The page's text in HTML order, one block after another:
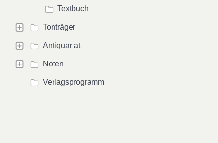
Textbuch
Tonträger
Antiquariat
Noten
Verlagsprogramm